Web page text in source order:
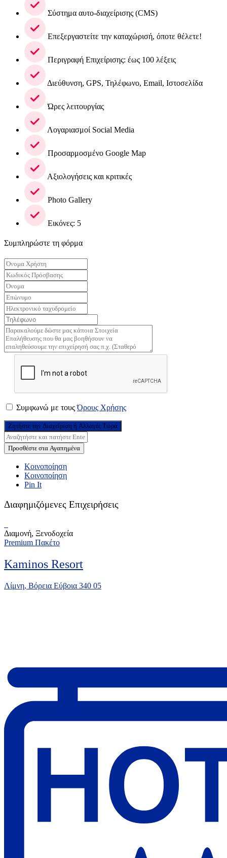
Σύστημα αυτο-διαχείρισης (CMS)
Επεξεργαστείτε την καταχώρισή, όποτε θέλετε!
Περιγραφή Επιχείρισης: έως 100 λέξεις
Διεύθυνση, GPS, Τηλέφωνο, Email, Ιστοσελίδα
Ώρες λειτουργίας
Λογαριασμοί Social Media
Προσαρμοσμένο Google Map
Αξιολογήσεις και κριτικές
Photo Gallery
Εικόνες: 5
Συμπληρώστε τη φόρμα
Συμφωνώ με τουςΌρους Χρήσης
Ζητήστε την Διαχείριση ή Αλλαγές Τώρα
Προσθέστε στα Αγαπημένα
Κοινοποίηση
Κοινοποίηση
Pin It
Διαφημιζόμενες Επιχειρήσεις
Διαμονή, Ξενοδοχεία
Premium Πακέτο
Kaminos Resort
Λίμνη, Βόρεια Εύβοια 340 05